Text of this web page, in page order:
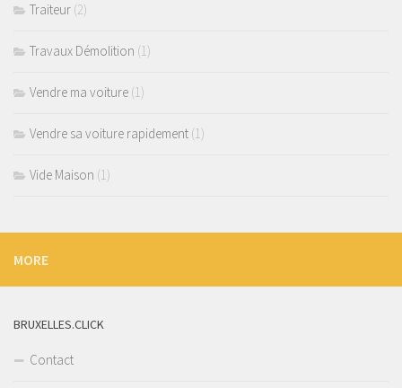
Traiteur (2)
Travaux Démolition (1)
Vendre ma voiture (1)
Vendre sa voiture rapidement (1)
Vide Maison (1)
MORE
BRUXELLES.CLICK
Contact